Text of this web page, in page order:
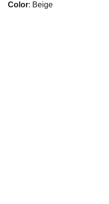
Color: Beige